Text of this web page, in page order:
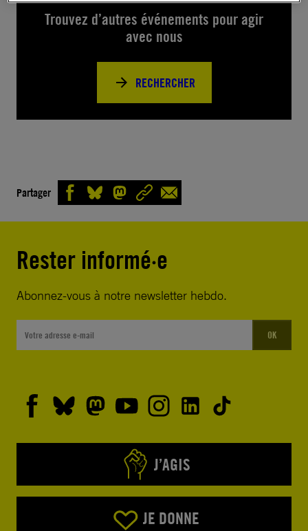
Trouvez d’autres événements pour agir
avec nous
RECHERCHER
Partager
Rester informé·e
Abonnez-vous à notre newsletter hebdo.
OK
J’AGIS
JE DONNE